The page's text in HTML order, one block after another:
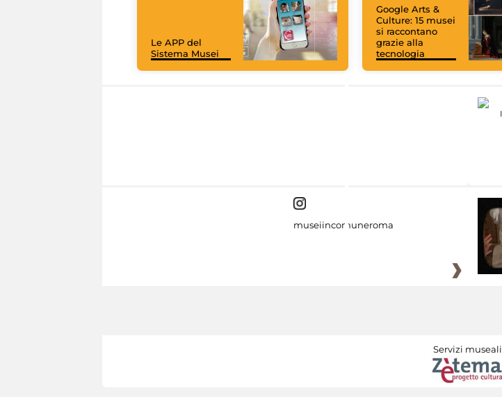
Le APP del
Sistema Musei
Google Arts &
Culture: 15 musei
si raccontano
grazie alla
tecnologia
museiincomuneroma
Servizi museali